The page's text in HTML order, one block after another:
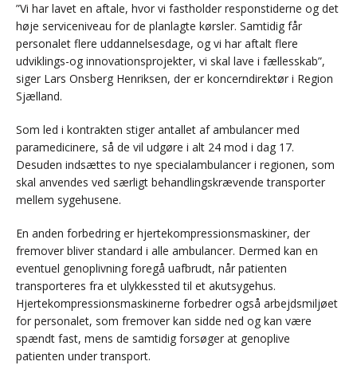
”Vi har lavet en aftale, hvor vi fastholder responstiderne og det
høje serviceniveau for de planlagte kørsler. Samtidig får
personalet flere uddannelsesdage, og vi har aftalt flere
udviklings-og innovationsprojekter, vi skal lave i fællesskab”,
siger Lars Onsberg Henriksen, der er koncerndirektør i Region
Sjælland.
Som led i kontrakten stiger antallet af ambulancer med
paramedicinere, så de vil udgøre i alt 24 mod i dag 17.
Desuden indsættes to nye specialambulancer i regionen, som
skal anvendes ved særligt behandlingskrævende transporter
mellem sygehusene.
En anden forbedring er hjertekompressionsmaskiner, der
fremover bliver standard i alle ambulancer. Dermed kan en
eventuel genoplivning foregå uafbrudt, når patienten
transporteres fra et ulykkessted til et akutsygehus.
Hjertekompressionsmaskinerne forbedrer også arbejdsmiljøet
for personalet, som fremover kan sidde ned og kan være
spændt fast, mens de samtidig forsøger at genoplive
patienten under transport.